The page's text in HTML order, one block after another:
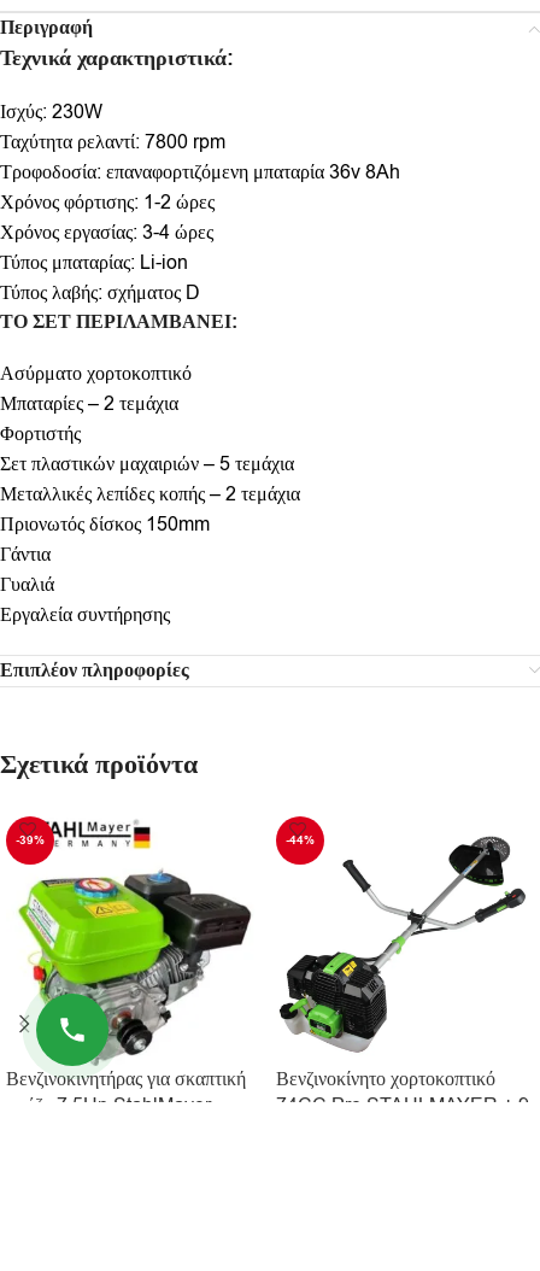
Περιγραφή
Τεχνικά χαρακτηριστικά:
Ισχύς: 230W
Ταχύτητα ρελαντί: 7800 rpm
Τροφοδοσία: επαναφορτιζόμενη μπαταρία 36v 8Ah
Χρόνος φόρτισης: 1-2 ώρες
Χρόνος εργασίας: 3-4 ώρες
Τύπος μπαταρίας: Li-ion
Τύπος λαβής: σχήματος D
ΤΟ ΣΕΤ ΠΕΡΙΛΑΜΒΑΝΕΙ:
Ασύρματο χορτοκοπτικό
Μπαταρίες – 2 τεμάχια
Φορτιστής
Σετ πλαστικών μαχαιριών – 5 τεμάχια
Μεταλλικές λεπίδες κοπής – 2 τεμάχια
Πριονωτός δίσκος 150mm
Γάντια
Γυαλιά
Εργαλεία συντήρησης
Επιπλέον πληροφορίες
Σχετικά προϊόντα
-39%
Βενζινοκινητήρας για σκαπτική
φρέζα 7.5Hp StahlMayer
-44%
Βενζινοκίνητο χορτοκοπτικό
74CC Pro STAHLMAYER + 9